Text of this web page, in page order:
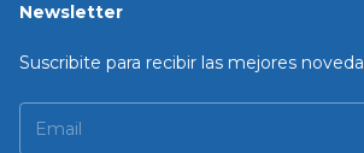
Newsletter
Suscribite para recibir las mejores